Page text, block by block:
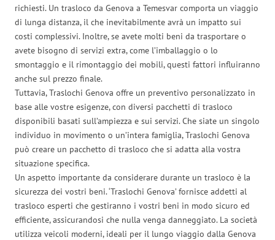
richiesti. Un trasloco da Genova a Temesvar comporta un viaggio
di lunga distanza, il che inevitabilmente avrà un impatto sui
costi complessivi. Inoltre, se avete molti beni da trasportare o
avete bisogno di servizi extra, come l’imballaggio o lo
smontaggio e il rimontaggio dei mobili, questi fattori influiranno
anche sul prezzo finale.
Tuttavia, Traslochi Genova offre un preventivo personalizzato in
base alle vostre esigenze, con diversi pacchetti di trasloco
disponibili basati sull’ampiezza e sui servizi. Che siate un singolo
individuo in movimento o un’intera famiglia, Traslochi Genova
può creare un pacchetto di trasloco che si adatta alla vostra
situazione specifica.
Un aspetto importante da considerare durante un trasloco è la
sicurezza dei vostri beni. ‘Traslochi Genova’ fornisce addetti al
trasloco esperti che gestiranno i vostri beni in modo sicuro ed
efficiente, assicurandosi che nulla venga danneggiato. La società
utilizza veicoli moderni, ideali per il lungo viaggio dalla Genova